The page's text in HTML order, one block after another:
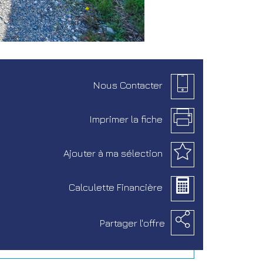
Nous Contacter
Imprimer la fiche
Ajouter à ma sélection
Calculette Financière
Partager l'offre